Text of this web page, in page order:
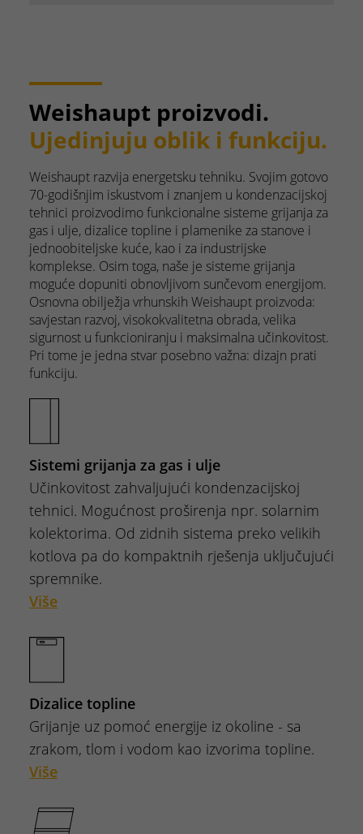
Weishaupt proizvodi.
Ujedinjuju oblik i funkciju.
Weishaupt razvija energetsku tehniku. Svojim gotovo
70-godišnjim iskustvom i znanjem u kondenzacijskoj
tehnici proizvodimo funkcionalne sisteme grijanja za
gas i ulje, dizalice topline i plamenike za stanove i
jednoobiteljske kuće, kao i za industrijske
komplekse. Osim toga, naše je sisteme grijanja
moguće dopuniti obnovljivom sunčevom energijom.
Osnovna obilježja vrhunskih Weishaupt proizvoda:
savjestan razvoj, visokokvalitetna obrada, velika
sigurnost u funkcioniranju i maksimalna učinkovitost.
Pri tome je jedna stvar posebno važna: dizajn prati
funkciju.
Sistemi grijanja za gas i ulje
Učinkovitost zahvaljujući kondenzacijskoj
tehnici. Mogućnost proširenja npr. solarnim
kolektorima. Od zidnih sistema preko velikih
kotlova pa do kompaktnih rješenja uključujući
spremnike.
Više
Dizalice topline
Grijanje uz pomoć energije iz okoline - sa
zrakom, tlom i vodom kao izvorima topline.
Više